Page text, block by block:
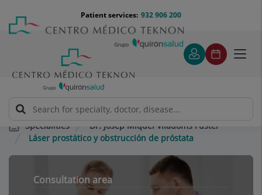
content
Menú
teléfono
cabecera
932 906 200
Patient services:
Specialities
Dr. Josep Miquel Viladoms Fuster
Láser prostático y obstrucción de próstata
Consultation area